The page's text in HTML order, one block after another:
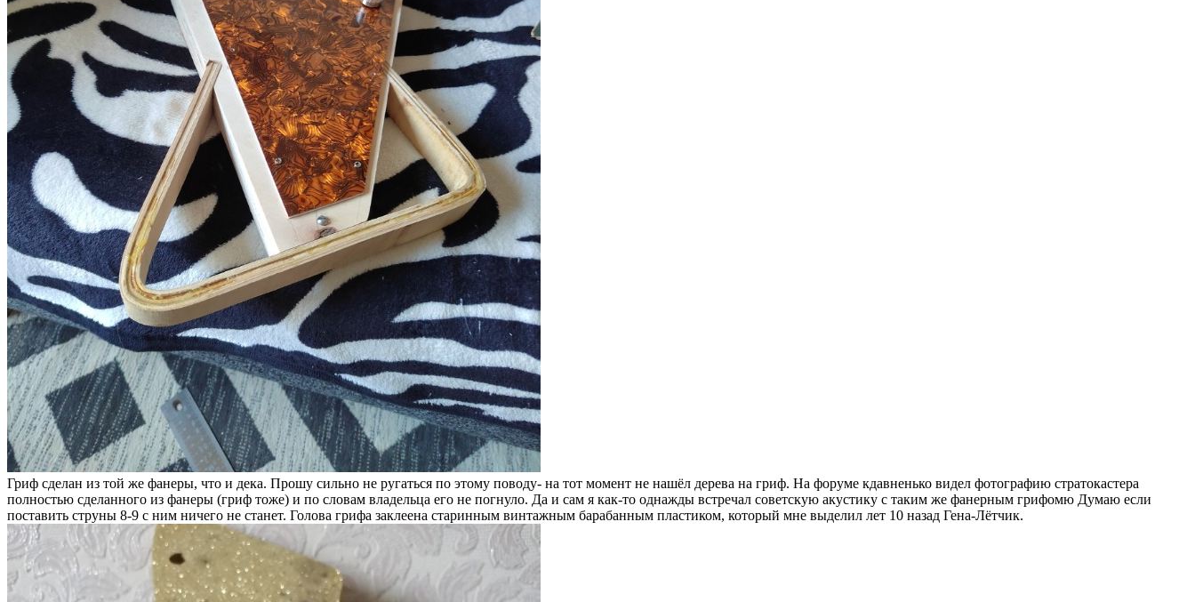
Гриф сделан из той же фанеры, что и дека. Прошу сильно не ругаться по этому поводу- на тот момент не нашёл дерева на гриф. На форуме кдавненько видел фотографию стратокастера
полностью сделанного из фанеры (гриф тоже) и по словам владельца его не погнуло. Да и сам я как-то однажды встречал советскую акустику с таким же фанерным грифомю Думаю если
поставить струны 8-9 с ним ничего не станет. Голова грифа заклеена старинным винтажным барабанным пластиком, который мне выделил лет 10 назад Гена-Лётчик.